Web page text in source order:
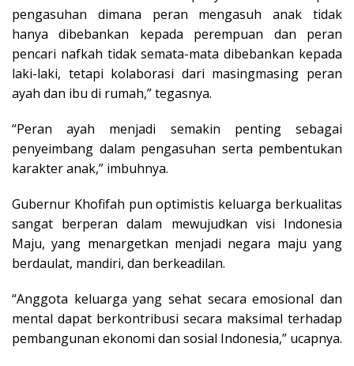
pengasuhan dimana peran mengasuh anak tidak
hanya dibebankan kepada perempuan dan peran
pencari nafkah tidak semata-mata dibebankan kepada
laki-laki, tetapi kolaborasi dari masingmasing peran
ayah dan ibu di rumah,” tegasnya.
“Peran ayah menjadi semakin penting sebagai
penyeimbang dalam pengasuhan serta pembentukan
karakter anak,” imbuhnya.
Gubernur Khofifah pun optimistis keluarga berkualitas
sangat berperan dalam mewujudkan visi Indonesia
Maju, yang menargetkan menjadi negara maju yang
berdaulat, mandiri, dan berkeadilan.
“Anggota keluarga yang sehat secara emosional dan
mental dapat berkontribusi secara maksimal terhadap
pembangunan ekonomi dan sosial Indonesia,” ucapnya.